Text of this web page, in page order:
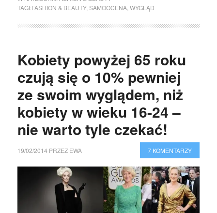
TAGI:FASHION & BEAUTY, SAMOOCENA, WYGLĄD
Kobiety powyżej 65 roku
czują się o 10% pewniej
ze swoim wyglądem, niż
kobiety w wieku 16-24 –
nie warto tyle czekać!
19/02/2014 PRZEZ EWA 7 KOMENTARZY